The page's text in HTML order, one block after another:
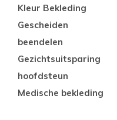
Kleur Bekleding
Gescheiden
beendelen
Gezichtsuitsparing
hoofdsteun
Medische bekleding